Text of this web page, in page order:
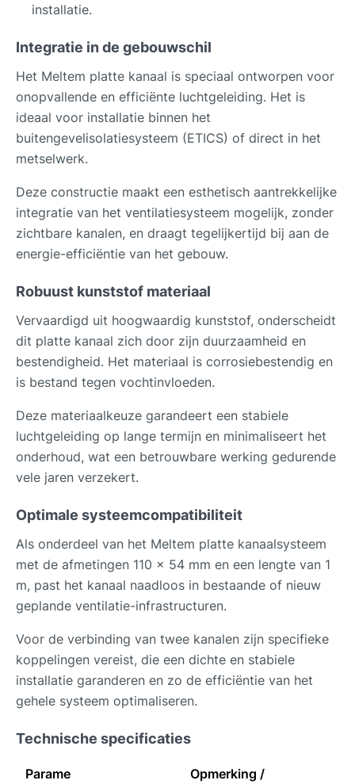
installatie.
Integratie in de gebouwschil
Het Meltem platte kanaal is speciaal ontworpen voor
onopvallende en efficiënte luchtgeleiding. Het is
ideaal voor installatie binnen het
buitengevelisolatiesysteem (ETICS) of direct in het
metselwerk.
Deze constructie maakt een esthetisch aantrekkelijke
integratie van het ventilatiesysteem mogelijk, zonder
zichtbare kanalen, en draagt tegelijkertijd bij aan de
energie-efficiëntie van het gebouw.
Robuust kunststof materiaal
Vervaardigd uit hoogwaardig kunststof, onderscheidt
dit platte kanaal zich door zijn duurzaamheid en
bestendigheid. Het materiaal is corrosiebestendig en
is bestand tegen vochtinvloeden.
Deze materiaalkeuze garandeert een stabiele
luchtgeleiding op lange termijn en minimaliseert het
onderhoud, wat een betrouwbare werking gedurende
vele jaren verzekert.
Optimale systeemcompatibiliteit
Als onderdeel van het Meltem platte kanaalsysteem
met de afmetingen 110 x 54 mm en een lengte van 1
m, past het kanaal naadloos in bestaande of nieuw
geplande ventilatie-infrastructuren.
Voor de verbinding van twee kanalen zijn specifieke
koppelingen vereist, die een dichte en stabiele
installatie garanderen en zo de efficiëntie van het
gehele systeem optimaliseren.
Technische specificaties
Parame
Opmerking /